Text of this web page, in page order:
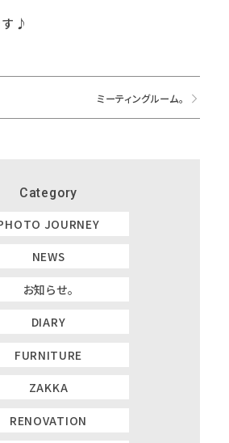
す♪
ミーティングルーム。
Category
JOURNEY
NEWS
お知らせ。
DIARY
FURNITURE
ZAKKA
RENOVATION